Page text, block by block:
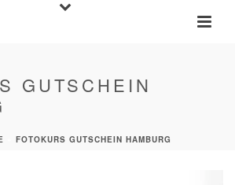
GUTSCHEIN
FOTOKURS GUTSCHEIN HAMBURG